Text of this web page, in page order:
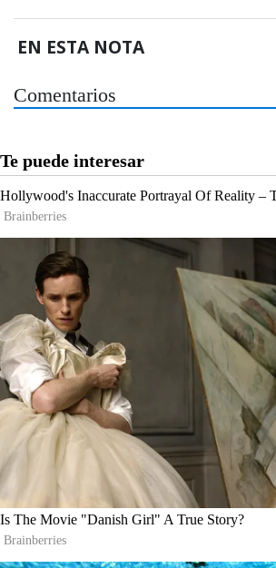
EN ESTA NOTA
Comentarios